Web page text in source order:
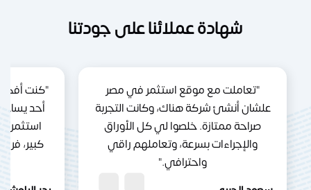
شهادة عملائنا على جودتنا
"تعاملت مع موقع استثمر في مصر
علشان أنشئ شركة هناك، وكانت التجربة
صراحة ممتازة. خلصوا لي كل الأوراق
والإجراءات بسرعة، وتعاملهم راقي
واحترافي."
"كنت
أحد
استثمر
كبير،